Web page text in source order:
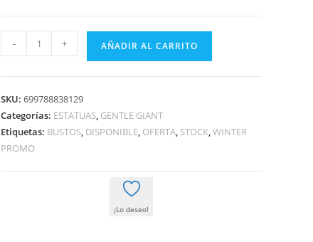
LEGENDS
IN
1/2
FIRST
ORDER
- + AÑADIR AL CARRITO
SKU:699788838129
Categorías: ESTATUAS, GENTLE GIANT
Etiquetas: BUSTOS, DISPONIBLE, OFERTA, STOCK,WINTER
PROMO
¡Lo deseo!